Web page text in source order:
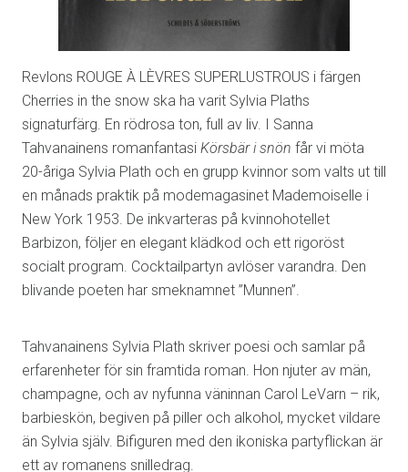
Revlons ROUGE À LÈVRES SUPERLUSTROUS i färgen
Cherries in the snow ska ha varit Sylvia Plaths
signaturfärg. En rödrosa ton, full av liv. I Sanna
Tahvanainens romanfantasi Körsbär i snön får vi möta
20-åriga Sylvia Plath och en grupp kvinnor som valts ut till
en månads praktik på modemagasinet Mademoiselle i
New York 1953. De inkvarteras på kvinnohotellet
Barbizon, följer en elegant klädkod och ett rigoröst
socialt program. Cocktailpartyn avlöser varandra. Den
blivande poeten har smeknamnet ”Munnen”.
Tahvanainens Sylvia Plath skriver poesi och samlar på
erfarenheter för sin framtida roman. Hon njuter av män,
champagne, och av nyfunna väninnan Carol LeVarn – rik,
barbieskön, begiven på piller och alkohol, mycket vildare
än Sylvia själv. Bifiguren med den ikoniska partyflickan är
ett av romanens snilledrag.